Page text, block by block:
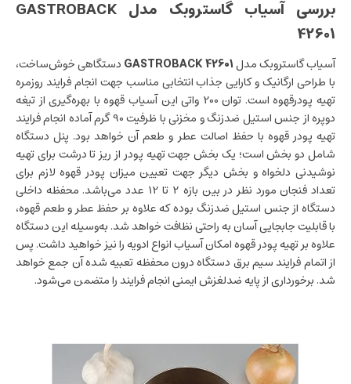
بررسی آسیاب گاستروبک مدل GASTROBACK
42601
آسیاب گاستروبک مدلGASTROBACK 42601 دستگاهی خوش‌ساخت،
با طراحی ارگانیک و کارایی جذاب انتخابی مناسب جهت انجام فرایند روزمره
تهیه پودرقهوه است. توان 200 واتی این آسیاب قهوه با بهره‌گیری از تیغه
دو‌پره از جنس استیل ضد‌زنگ و مخزنی با ظرفیت 90 گرم آماده انجام فرایند
تهیه پودر قهوه با حفظ اصالت عطر و طعم آن خواهد بود. پنل دستگاه
شامل دو بخش است؛ یک بخش جهت تهیه پودر از ریز تا درشت برای تهیه
نوشیدنی دلخواه و بخش دیگر جهت تعیین میزان پودر قهوه لازم برای
تعداد فنجان مورد نظر در بین بازه 2 تا 12 عدد می‌باشد. محفظه داخلی
دستگاه از جنس استیل ضدزنگ بوده که علاوه بر حفظ عطر و طعم قهوه،
با قابلیت جابجایی آسان به راحتی نظافت خواهد شد. به‌وسیله این دستگاه
علاوه بر تهیه پودر قهوه امکان آسیاب انواع ادویه را نیز خواهید داشت. پس
از اتمام فرایند سیم برق دستگاه درون محفظه تعبیه شده آن جمع خواهد
شد. برخورداری از پایه ضد‌لغزش ایمنی انجام فرایند را متضمن می‌شود.